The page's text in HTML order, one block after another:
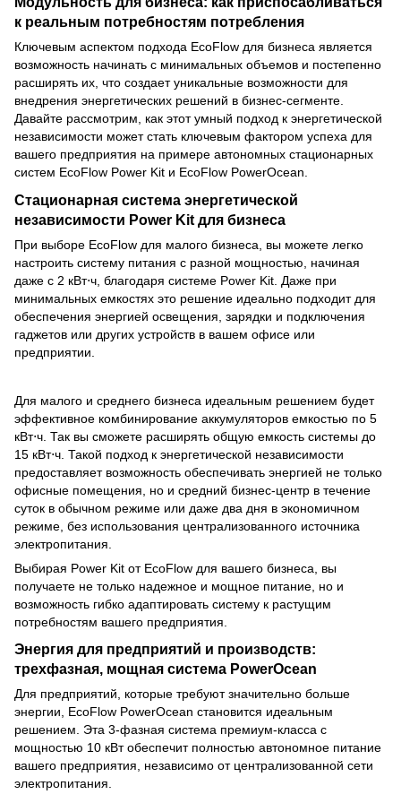
к реальным потребностям потребления
Ключевым аспектом подхода EcoFlow для бизнеса является
возможность начинать с минимальных объемов и постепенно
расширять их, что создает уникальные возможности для
внедрения энергетических решений в бизнес-сегменте.
Давайте рассмотрим, как этот умный подход к энергетической
независимости может стать ключевым фактором успеха для
вашего предприятия на примере автономных стационарных
систем EcoFlow Power Kit и EcoFlow PowerOcean.
Стационарная система энергетической
независимости Power Kit для бизнеса
При выборе EcoFlow для малого бизнеса, вы можете легко
настроить систему питания с разной мощностью, начиная
даже с 2 кВт⋅ч, благодаря системе Power Kit . Даже при
минимальных емкостях это решение идеально подходит для
обеспечения энергией освещения, зарядки и подключения
гаджетов или других устройств в вашем офисе или
предприятии.
Для малого и среднего бизнеса идеальным решением будет
эффективное комбинирование аккумуляторов емкостью по 5
кВт⋅ч. Так вы сможете расширять общую емкость системы до
15 кВт⋅ч. Такой подход к энергетической независимости
предоставляет возможность обеспечивать энергией не только
офисные помещения, но и средний бизнес-центр в течение
суток в обычном режиме или даже два дня в экономичном
режиме, без использования централизованного источника
электропитания.
Выбирая Power Kit от EcoFlow для вашего бизнеса, вы
получаете не только надежное и мощное питание, но и
возможность гибко адаптировать систему к растущим
потребностям вашего предприятия.
Энергия для предприятий и производств:
трехфазная, мощная система PowerOcean
Для предприятий, которые требуют значительно больше
энергии, EcoFlow PowerOcean становится идеальным
решением. Эта 3-фазная система премиум-класса с
мощностью 10 кВт обеспечит полностью автономное питание
вашего предприятия, независимо от централизованной сети
электропитания.